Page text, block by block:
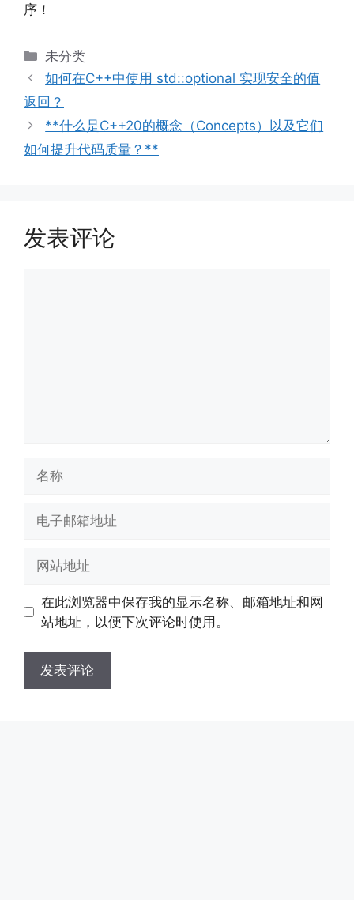
序！
分
类
未分类
如何在C++中使用 std::optional 实现安全的值
返回？
**什么是C++20的概念（Concepts）以及它们
如何提升代码质量？**
发表评论
址
址
在此浏览器中保存我的显示名称、邮箱地址和网
站地址，以便下次评论时使用。